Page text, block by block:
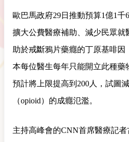
歐巴馬政府29日推動預算1億1千
擴大公費醫療補助、減少民眾就
助於戒斷鴉片藥癮的丁原基啡因
本每位醫生每年只能開立此種藥
預計將上限提高到200人，試圖
（opioid）的成癮氾濫。
主持高峰會的CNN首席醫療記者